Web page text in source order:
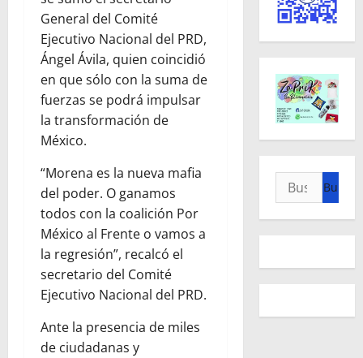
General del Comité
Ejecutivo Nacional del PRD,
Ángel Ávila, quien coincidió
en que sólo con la suma de
fuerzas se podrá impulsar
la transformación de
México.
“Morena es la nueva mafia
del poder. O ganamos
todos con la coalición Por
México al Frente o vamos a
la regresión”, recalcó el
secretario del Comité
Ejecutivo Nacional del PRD.
Ante la presencia de miles
de ciudadanas y
Buscar: